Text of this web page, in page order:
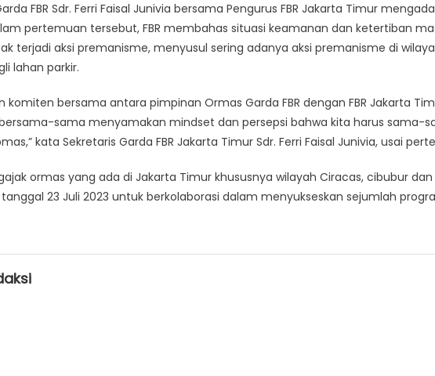
Mengajak
Ormas
Yang
Menjaga
Kamtibmas
FBR Sdr. Ferri Faisal Junivia bersama Pengurus FBR Jakarta Timur
pertemuan tersebut, FBR membahas situasi keamanan dan ketertiban
terjadi aksi premanisme, menyusul sering adanya aksi premanisme di
lahan parkir.
komiten bersama antara pimpinan Ormas Garda FBR dengan FBR Jakarta
sama menyamakan mindset dan persepsi bahwa kita harus sama-
kata Sekretaris Garda FBR Jakarta Timur Sdr. Ferri Faisal Junivia, usai
ormas yang ada di Jakarta Timur khususnya wilayah Ciracas, cibubur dan
23 Juli 2023 untuk berkolaborasi dalam menyukseskan sejumlah